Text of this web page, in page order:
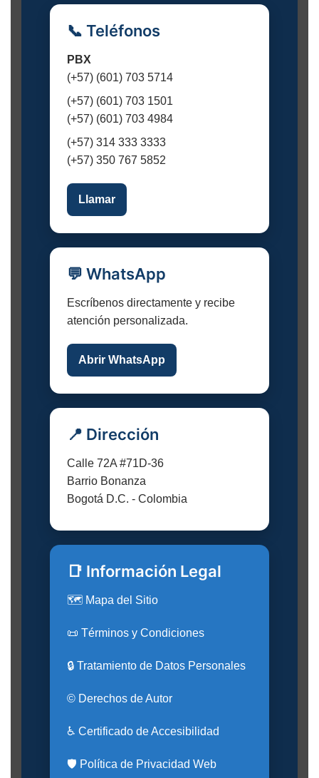
📞 Teléfonos
PBX
(+57) (601) 703 5714
(+57) (601) 703 1501
(+57) (601) 703 4984
(+57) 314 333 3333
(+57) 350 767 5852
Llamar
💬 WhatsApp
Escríbenos directamente y recibe
atención personalizada.
Abrir WhatsApp
📍 Dirección
Calle 72A #71D-36
Barrio Bonanza
Bogotá D.C. - Colombia
📑 Información Legal
🗺️ Mapa del Sitio
📜 Términos y Condiciones
🔒 Tratamiento de Datos Personales
© Derechos de Autor
♿ Certificado de Accesibilidad
🛡️ Política de Privacidad Web